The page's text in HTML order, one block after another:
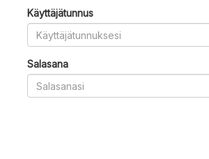
Käyttäjätunnus
Salasana